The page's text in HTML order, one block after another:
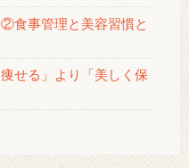
食事管理と美容習慣と
せる」より「美しく保